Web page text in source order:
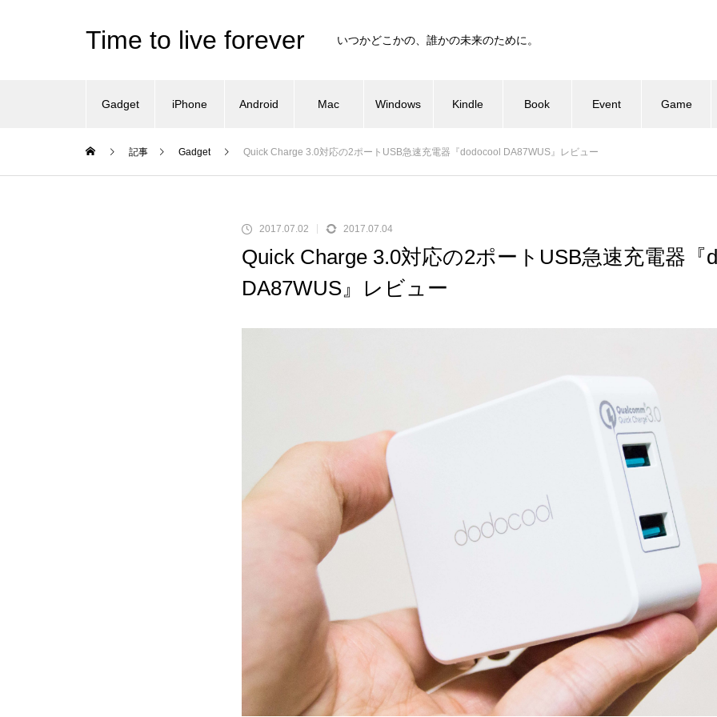
Time to live forever いつかどこかの、誰かの未来のために。
Gadget iPhone Android Mac Windows Kindle Book Event Game
記事 Gadget Quick Charge 3.0対応の2ポートUSB急速充電器『dodocool DA87WUS』レビュー
2017.07.02 2017.07.04
Quick Charge 3.0対応の2ポートUSB急速充電器『
DA87WUS』レビュー